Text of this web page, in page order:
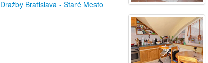
Dražby Bratislava - Staré Mesto